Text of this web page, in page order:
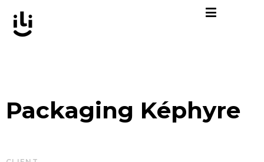
contenu
Packaging Képhyre